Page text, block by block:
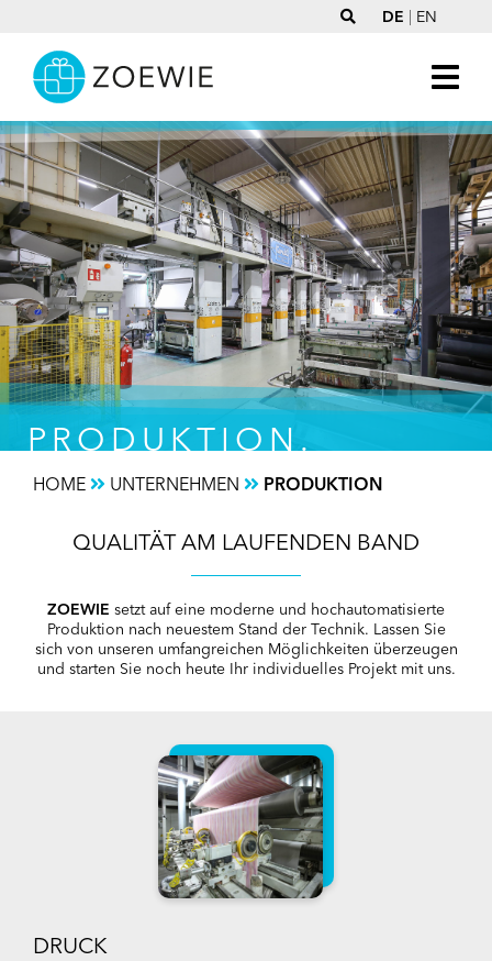
DE | EN
PRODUKTION.
HOME UNTERNEHMEN PRODUKTION
QUALITÄT AM LAUFENDEN BAND
ZOEWIE setzt auf eine moderne und hochautomatisierte
Produktion nach neuestem Stand der Technik. Lassen Sie
sich von unseren umfangreichen Möglichkeiten überzeugen
und starten Sie noch heute Ihr individuelles Projekt mit uns.
DRUCK